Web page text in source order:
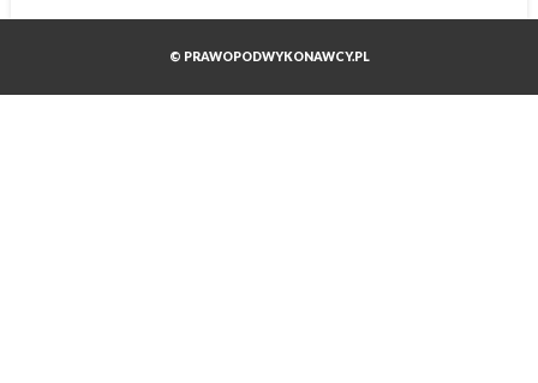
© PRAWOPODWYKONAWCY.PL